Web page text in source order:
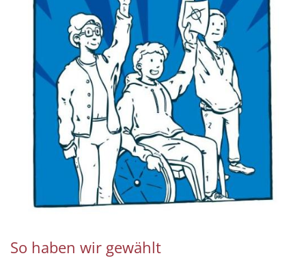
So haben wir gewählt